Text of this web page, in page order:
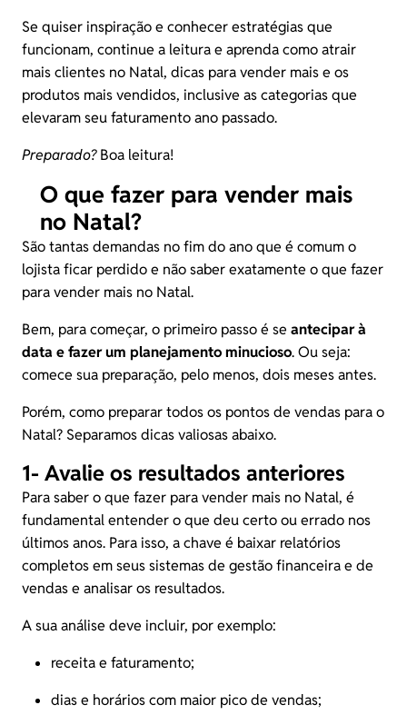
Se quiser inspiração e conhecer estratégias que
funcionam, continue a leitura e aprenda como atrair
mais clientes no Natal, dicas para vender mais e os
produtos mais vendidos, inclusive as categorias que
elevaram seu faturamento ano passado.
Preparado?Boa leitura!
O que fazer para vender mais
no Natal?
São tantas demandas no fim do ano que é comum o
lojista ficar perdido e não saber exatamente o que fazer
para vender mais no Natal.
Bem, para começar, o primeiro passo é se antecipar à
data e fazer um planejamento minucioso. Ou seja:
comece sua preparação, pelo menos, dois meses antes.
Porém, como preparar todos os pontos de vendas para o
Natal? Separamos dicas valiosas abaixo.
1- Avalie os resultados anteriores
Para saber o que fazer para vender mais no Natal, é
fundamental entender o que deu certo ou errado nos
últimos anos. Para isso, a chave é baixar relatórios
completos em seussistemas de gestão financeirae de
vendas e analisar os resultados.
A sua análise deve incluir, por exemplo:
receita e faturamento;
dias e horários com maior pico de vendas;